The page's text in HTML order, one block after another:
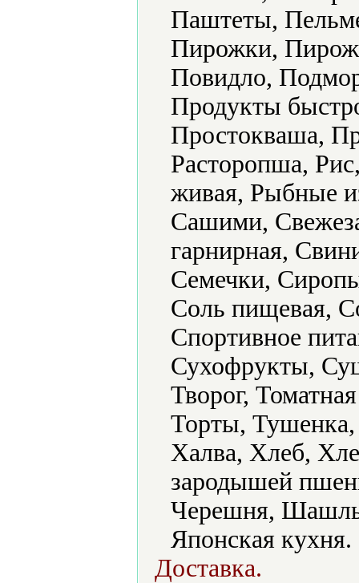
Паштеты,
Пирожки,
Повидло,
Продукты
Простокваша,
Расторопша,
живая, Рыбные
Сашими,
гарнирная,
Семечки,
Соль пищевая,
Спортивное
Сухофрукты,
Творог,
Торты,
Халва, Хлеб,
зародышей
Черешня,
Японская кухня.
Доставка.